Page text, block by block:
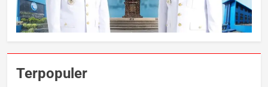
Terpopuler